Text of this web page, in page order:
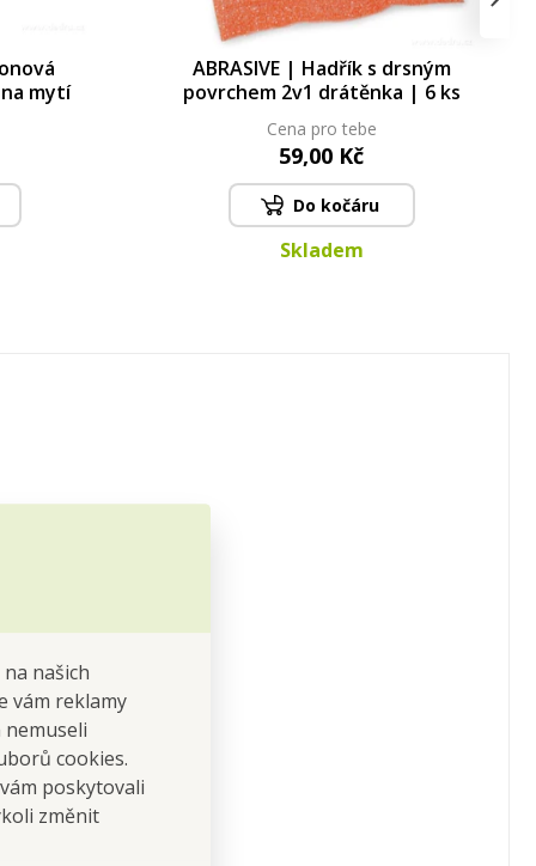
našich
vám reklamy
nemuseli
cookies.
poskytovali
změnit
mytí
ABRASIVE | Hadřík s drsným
povrchem 2v1 drátěnka | 6 ks
Cena pro tebe
59,00 Kč
Do kočáru
Skladem